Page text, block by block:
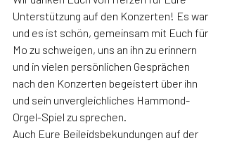
Unterstützung auf den Konzerten! Es war
und es ist schön, gemeinsam mit Euch für
Mo zu schweigen, uns an ihn zu erinnern
und in vielen persönlichen Gesprächen
nach den Konzerten begeistert über ihn
und sein unvergleichliches Hammond-
Orgel-Spiel zu sprechen.
Auch Eure Beileidsbekundungen auf der